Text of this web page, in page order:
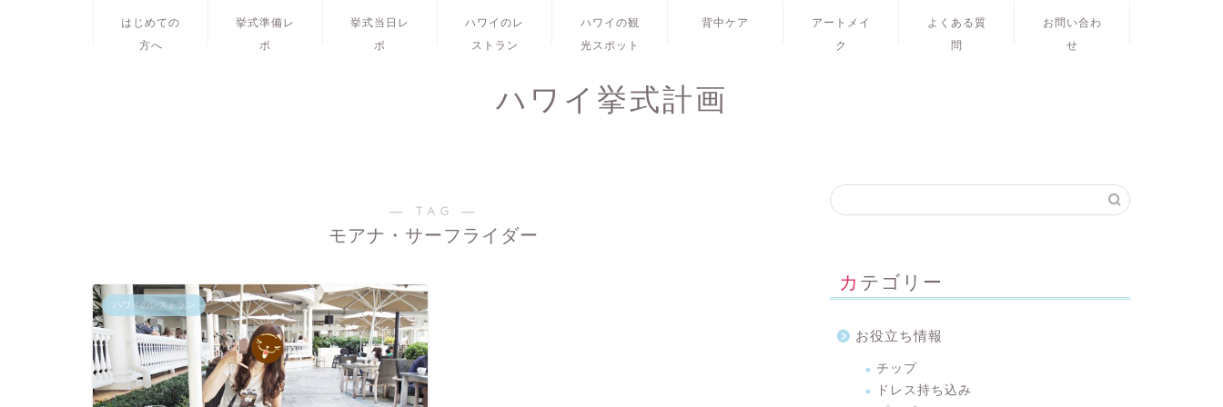
はじめての
方へ
挙式準備レ
ポ
挙式当日レ
ポ
ハワイのレ
ストラン
ハワイの観
光スポット
背中ケア
アートメイ
ク
よくある質
問
お問い合わ
せ
ハワイ挙式計画
― TAG ―
モアナ・サーフライダー
ハワイのレストラン
カテゴリー
お役立ち情報
チップ
ドレス持ち込み